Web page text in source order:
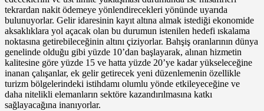
tekrardan nakit ödemeye yönlendirecekleri yönünde uyarıda
bulunuyorlar. Gelir idaresinin kayıt altına almak istediği ekonomide
aksaklıklara yol açacak olan bu durumun istenilen hedefi ıskalama
noktasına getirebileceğinin altını çiziyorlar. Bahşiş oranlarının dünya
genelinde olduğu gibi yüzde 10’dan başlayarak, alınan hizmetin
kalitesine göre yüzde 15 ve hatta yüzde 20’ye kadar yükseleceğine
inanan çalışanlar, ek gelir getirecek yeni düzenlemenin özellikle
turizm bölgelerindeki istihdamı olumlu yönde etkileyeceğine ve
daha nitelikli elemanların sektöre kazandırılmasına katkı
sağlayacağına inanıyorlar.